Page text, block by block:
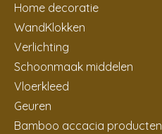
Home decoratie
WandKlokken
Verlichting
Schoonmaak middelen
Vloerkleed
Geuren
Bamboo accacia producten